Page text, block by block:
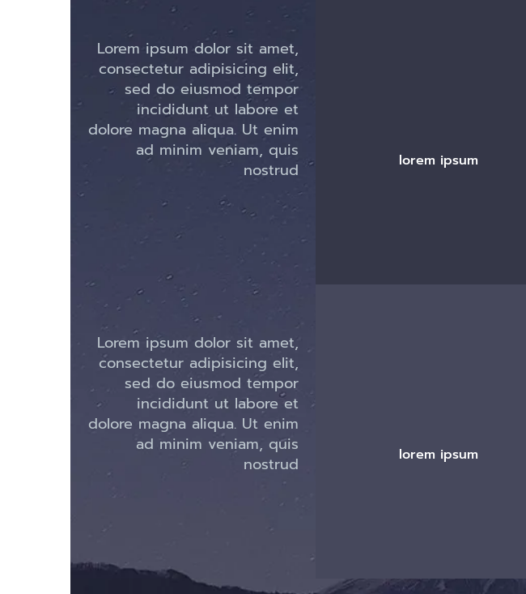
Lorem ipsum dolor sit amet,
consectetur adipisicing elit,
sed do eiusmod tempor
incididunt ut labore et
dolore magna aliqua. Ut enim
ad minim veniam, quis
nostrud
lorem ipsum
Lorem ipsum dolor sit amet,
consectetur adipisicing elit,
sed do eiusmod tempor
incididunt ut labore et
dolore magna aliqua. Ut enim
ad minim veniam, quis
nostrud
lorem ipsum